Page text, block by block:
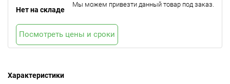
Характеристики
Нет на складе
Мы можем привезти данный товар под заказ.
Посмотреть цены и сроки